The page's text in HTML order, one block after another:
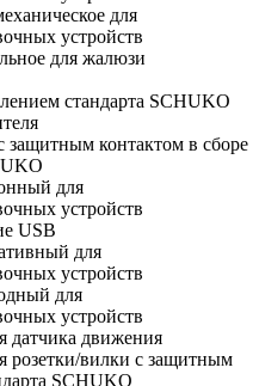
для
устройств
для жалюзи
стандарта SCHUKO
защитным контактом в сборе
для
устройств
USB
для
устройств
для
устройств
датчика движения
розетки/вилки с защитным
SCHUKO